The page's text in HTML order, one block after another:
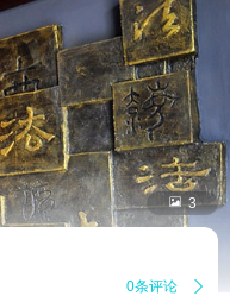
 3
0条评论 